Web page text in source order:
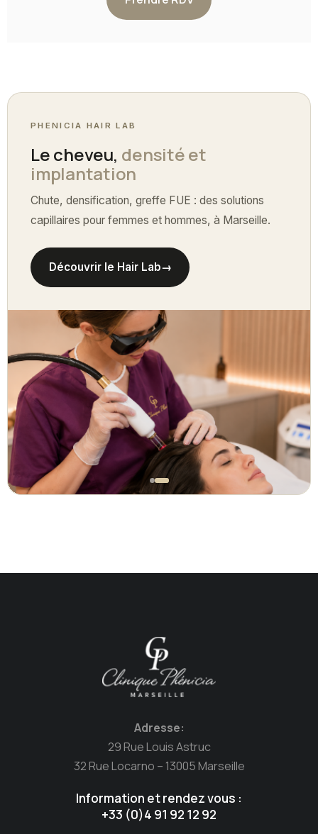
PHENICIA HAIR LAB
Le cheveu, densité et
implantation
Chute, densification, greffe FUE : des solutions
capillaires pour femmes et hommes, à Marseille.
Découvrir le Hair Lab→
Adresse:
29 Rue Louis Astruc
32 Rue Locarno – 13005 Marseille
Information et rendez vous :
+33 (0)4 91 92 12 92